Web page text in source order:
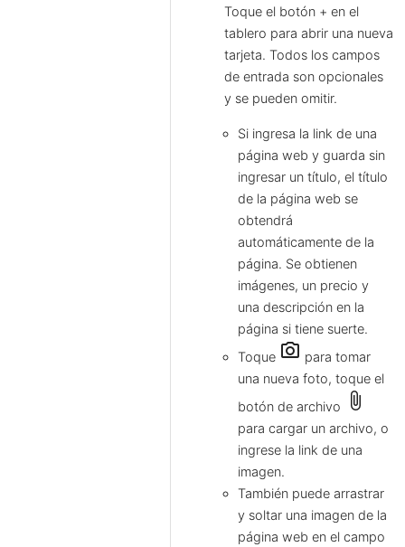
Toque el botón + en el
tablero para abrir una nueva
tarjeta. Todos los campos
de entrada son opcionales
y se pueden omitir.
Si ingresa la link de una
página web y guarda sin
ingresar un título, el título
de la página web se
obtendrá
automáticamente de la
página. Se obtienen
imágenes, un precio y
una descripción en la
página si tiene suerte.
Toque camera_alt para tomar
una nueva foto, toque el
botón de archivo
attach_file
para cargar un archivo, o
ingrese la link de una
imagen.
También puede arrastrar
y soltar una imagen de la
página web en el campo